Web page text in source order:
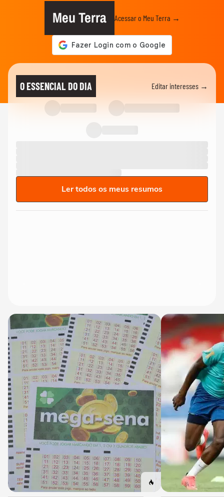
Meu Terra Acessar o Meu Terra →
O ESSENCIAL DO DIA Editar interesses →
Ler todos os meus resumos